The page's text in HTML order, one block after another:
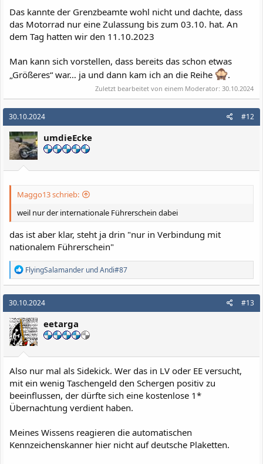
Das kannte der Grenzbeamte wohl nicht und dachte, dass
das Motorrad nur eine Zulassung bis zum 03.10. hat. An
dem Tag hatten wir den 11.10.2023
Man kann sich vorstellen, dass bereits das schon etwas
„Größeres“ war… ja und dann kam ich an die Reihe
.
Zuletzt bearbeitet von einem Moderator: 30.10.2024
30.10.2024 #12
umdieEcke
Maggo13 schrieb:
weil nur der internationale Führerschein dabei
das ist aber klar, steht ja drin "nur in Verbindung mit
nationalem Führerschein"
R
e
a
k
t
i
o
n
e
n
FlyingSalamander undAndi#87
30.10.2024 #13
eetarga
Also nur mal als Sidekick. Wer das in LV oder EE versucht,
mit ein wenig Taschengeld den Schergen positiv zu
beeinflussen, der dürfte sich eine kostenlose 1*
Übernachtung verdient haben.
Meines Wissens reagieren die automatischen
Kennzeichenskanner hier nicht auf deutsche Plaketten.